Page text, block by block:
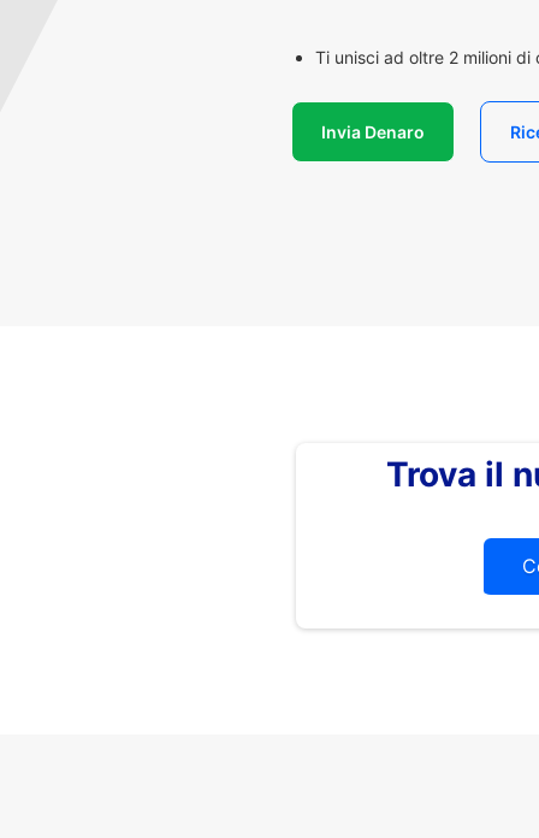
Ti unisci ad oltre 2 milioni
Invia Denaro
Trova il